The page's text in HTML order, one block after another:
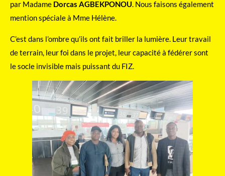
par Madame Dorcas AGBEKPONOU. Nous faisons également
mention spéciale à Mme Hélène.
C’est dans l’ombre qu’ils ont fait briller la lumière. Leur travail
de terrain, leur foi dans le projet, leur capacité à fédérer sont
le socle invisible mais puissant du FIZ.